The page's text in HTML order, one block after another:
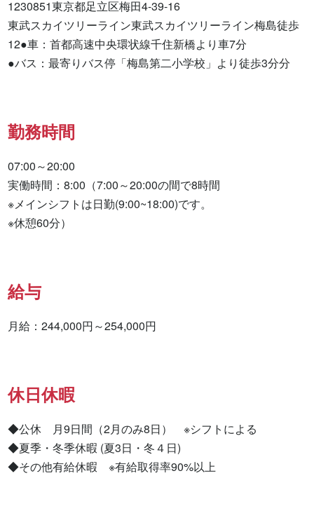
1230851東京都足立区梅田4-39-16
東武スカイツリーライン東武スカイツリーライン梅島徒歩
12●車：首都高速中央環状線千住新橋より車7分
●バス：最寄りバス停「梅島第二小学校」より徒歩3分分
勤務時間
07:00～20:00
実働時間：8:00（7:00～20:00の間で8時間
※メインシフトは日勤(9:00~18:00)です。
※休憩60分）
給与
月給：244,000円～254,000円
休日休暇
◆公休　月9日間（2月のみ8日）　※シフトによる
◆夏季・冬季休暇 (夏3日・冬４日)
◆その他有給休暇　※有給取得率90%以上